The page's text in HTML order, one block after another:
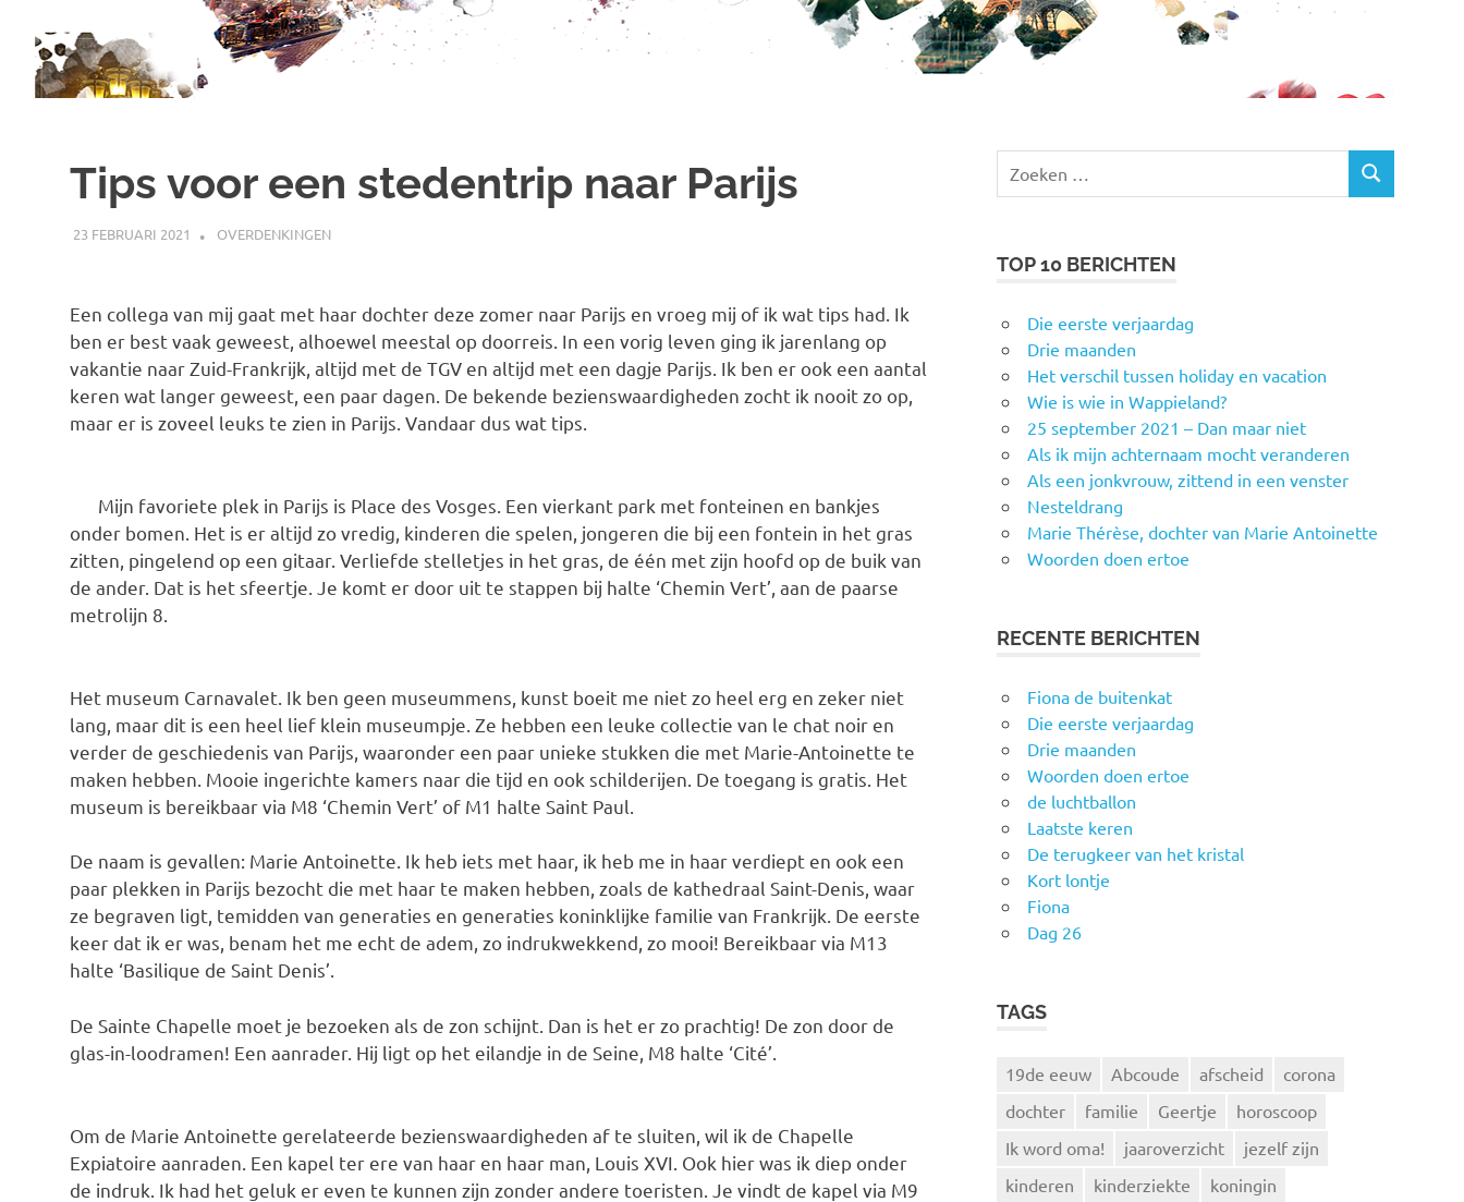
Tips voor een stedentrip naar Parijs
23 FEBRUARI 2021 MARJOLEIN
OVERDENKINGEN
Een collega van mij gaat met haar dochter deze zomer naar Parijs en vroeg mij of ik wat tips had. Ik
ben er best vaak geweest, alhoewel meestal op doorreis. In een vorig leven ging ik jarenlang op
vakantie naar Zuid-Frankrijk, altijd met de TGV en altijd met een dagje Parijs. Ik ben er ook een aantal
keren wat langer geweest, een paar dagen. De bekende bezienswaardigheden zocht ik nooit zo op,
maar er is zoveel leuks te zien in Parijs. Vandaar dus wat tips.
Mijn favoriete plek in Parijs is Place des Vosges. Een vierkant park met fonteinen en bankjes
onder bomen. Het is er altijd zo vredig, kinderen die spelen, jongeren die bij een fontein in het gras
zitten, pingelend op een gitaar. Verliefde stelletjes in het gras, de één met zijn hoofd op de buik van
de ander. Dat is het sfeertje. Je komt er door uit te stappen bij halte ‘Chemin Vert’, aan de paarse
metrolijn 8.
Het museum Carnavalet. Ik ben geen museummens, kunst boeit me niet zo heel erg en zeker niet
lang, maar dit is een heel lief klein museumpje. Ze hebben een leuke collectie van le chat noir en
verder de geschiedenis van Parijs, waaronder een paar unieke stukken die met Marie-Antoinette te
maken hebben. Mooie ingerichte kamers naar die tijd en ook schilderijen. De toegang is gratis. Het
museum is bereikbaar via M8 ‘Chemin Vert’ of M1 halte Saint Paul.
De naam is gevallen: Marie Antoinette. Ik heb iets met haar, ik heb me in haar verdiept en ook een
paar plekken in Parijs bezocht die met haar te maken hebben, zoals de kathedraal Saint-Denis, waar
ze begraven ligt, temidden van generaties en generaties koninklijke familie van Frankrijk. De eerste
keer dat ik er was, benam het me echt de adem, zo indrukwekkend, zo mooi! Bereikbaar via M13
halte ‘Basilique de Saint Denis’.
De Sainte Chapelle moet je bezoeken als de zon schijnt. Dan is het er zo prachtig! De zon door de
glas-in-loodramen! Een aanrader. Hij ligt op het eilandje in de Seine, M8 halte ‘Cité’.
Om de Marie Antoinette gerelateerde bezienswaardigheden af te sluiten, wil ik de Chapelle
Expiatoire aanraden. Een kapel ter ere van haar en haar man, Louis XVI. Ook hier was ik diep onder
de indruk. Ik had het geluk er even te kunnen zijn zonder andere toeristen. Je vindt de kapel via M9
Zoeken
ZOEKEN
TOP 10 BERICHTEN
Die eerste verjaardag
Drie maanden
Het verschil tussen holiday en vacation
Wie is wie in Wappieland?
25 september 2021 – Dan maar niet
Als ik mijn achternaam mocht veranderen
Als een jonkvrouw, zittend in een venster
Nesteldrang
Marie Thérèse, dochter van Marie Antoinette
Woorden doen ertoe
RECENTE BERICHTEN
Fiona de buitenkat
Die eerste verjaardag
Drie maanden
Woorden doen ertoe
de luchtballon
Laatste keren
De terugkeer van het kristal
Kort lontje
Fiona
Dag 26
TAGS
19de eeuw Abcoude afscheid
corona
dochter
familie Geertje
horoscoop
Ik word oma!
jaaroverzicht
jezelf zijn
kinderen
kinderziekte
koningin